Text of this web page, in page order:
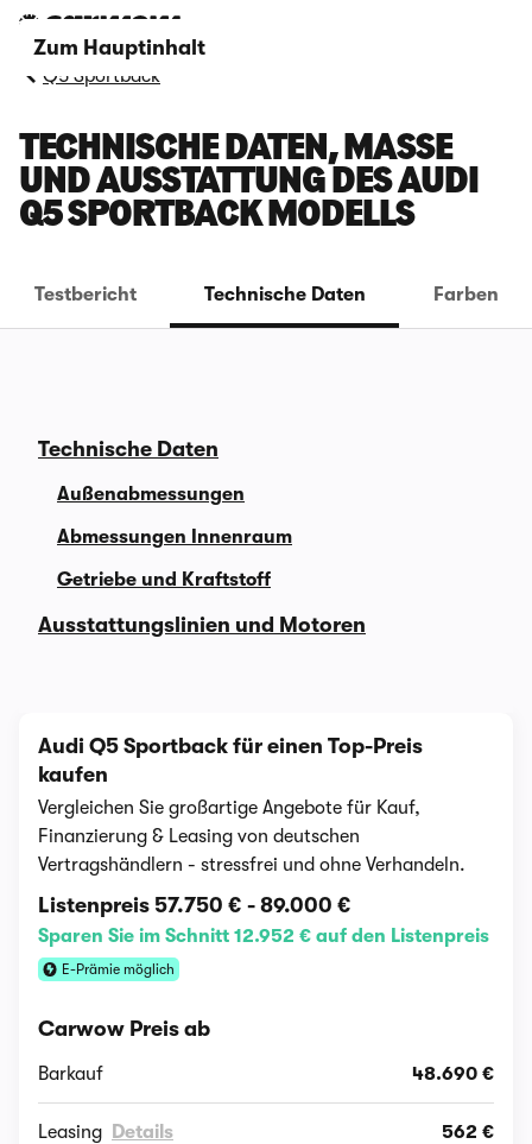
Zum Hauptinhalt
Q5 Sportback
TECHNISCHE DATEN, MASSE U
ND AUSSTATTUNG DES AUDI Q
5 SPORTBACK MODELLS
Testbericht Technische Daten Farben
Technische Daten
Außenabmessungen
Abmessungen Innenraum
Getriebe und Kraftstoff
Ausstattungslinien und Motoren
Audi Q5 Sportback für einen Top-Preis
kaufen
Vergleichen Sie großartige Angebote für Kauf,
Finanzierung & Leasing von deutschen
Vertragshändlern - stressfrei und ohne Verhandeln.
Listenpreis 57.750 € - 89.000 €
Sparen Sie im Schnitt 12.952 € auf den Listenpreis
E-Prämie möglich
Carwow Preis ab
Barkauf 48.690 €
Leasing Details 562 €